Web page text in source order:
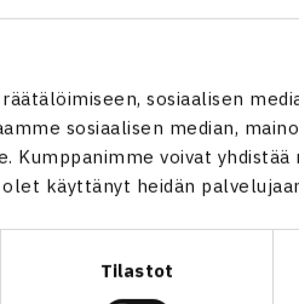
sosiaalisen
sosiaalisen median,
voivat yhdistää
käyttänyt heidän
Tilastot
ja vaikeinta, joten lasten
Tennisseuran ja
koulutuksia vahvojen
oman alueen ja seurojen